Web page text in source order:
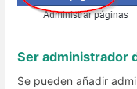
Ser administrador
Se pueden añadir